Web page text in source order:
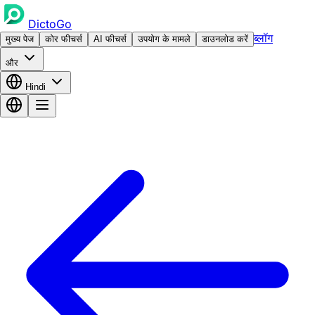
DictoGo
मुख्य पेज कोर फीचर्स AI फीचर्स उपयोग के मामले डाउनलोड करें ब्लॉग
और
Hindi